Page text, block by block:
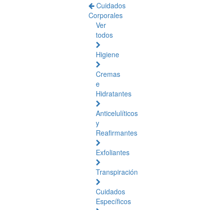
Cuidados
Corporales
Ver
todos
Higiene
Cremas
e
Hidratantes
Anticelulíticos
y
Reafirmantes
Exfoliantes
Transpiración
Cuidados
Específicos